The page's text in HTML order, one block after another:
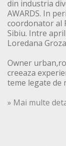
din industria
AWARDS. In
coordonator al
Sibiu. Intre
Loredana
Owner
creeaza
teme legate de
» Mai multe